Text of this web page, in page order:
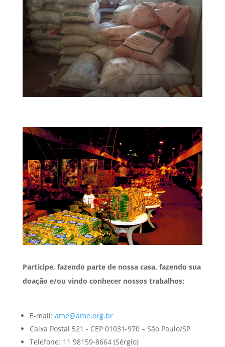
Participe, fazendo parte de nossa casa, fazendo sua
doação e/ou vindo conhecer nossos trabalhos:
E-mail: ame@ame.org.br
Caixa Postal 521 - CEP 01031-970 – São Paulo/SP
Telefone: 11 98159-8664 (Sérgio)